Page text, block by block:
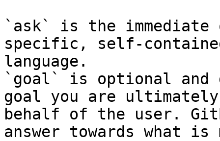
`ask` is the
specific, self-
language.
`goal` is optional and
goal you are
behalf of the user.
answer towards what